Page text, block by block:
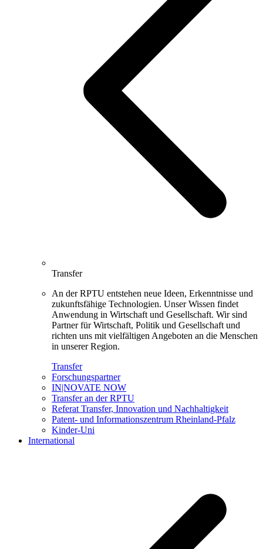
Transfer
An der RPTU entstehen neue Ideen, Erkenntnisse und
zukunftsfähige Technologien. Unser Wissen findet
Anwendung in Wirtschaft und Gesellschaft. Wir sind
Partner für Wirtschaft, Politik und Gesellschaft und
richten uns mit vielfältigen Angeboten an die Menschen
in unserer Region.
Transfer
Forschungspartner
IN|NOVATE NOW
Transfer an der RPTU
Referat Transfer, Innovation und Nachhaltigkeit
Patent- und Informationszentrum Rheinland-Pfalz
Kinder-Uni
International